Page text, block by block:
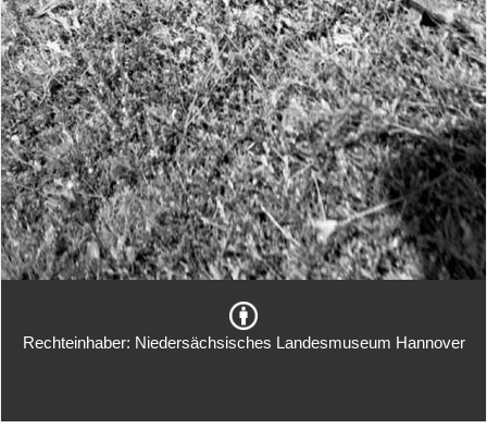
Rechteinhaber: Niedersächsisches Landesmuseum Hannover